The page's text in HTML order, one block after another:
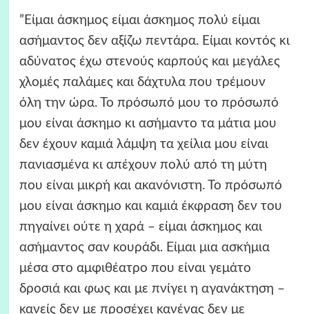
”Είμαι άσκημος είμαι άσκημος πολύ είμαι
ασήμαντος δεν αξίζω πεντάρα. Είμαι κοντός κι
αδύνατος έχω στενούς καρπούς και μεγάλες
χλομές παλάμες και δάχτυλα που τρέμουν
όλη την ώρα. Το πρόσωπό μου το πρόσωπό
μου είναι άσκημο κι ασήμαντο τα μάτια μου
δεν έχουν καμιά λάμψη τα χείλια μου είναι
πανιασμένα κι απέχουν πολύ από τη μύτη
που είναι μικρή και ακανόνιστη. Το πρόσωπό
μου είναι άσκημο και καμιά έκφραση δεν του
πηγαίνει ούτε η χαρά – είμαι άσκημος και
ασήμαντος σαν κουράδι. Είμαι μια ασκήμια
μέσα στο αμφιθέατρο που είναι γεμάτο
δροσιά και φως και με πνίγει η αγανάκτηση –
κανείς δεν με προσέχει κανένας δεν με